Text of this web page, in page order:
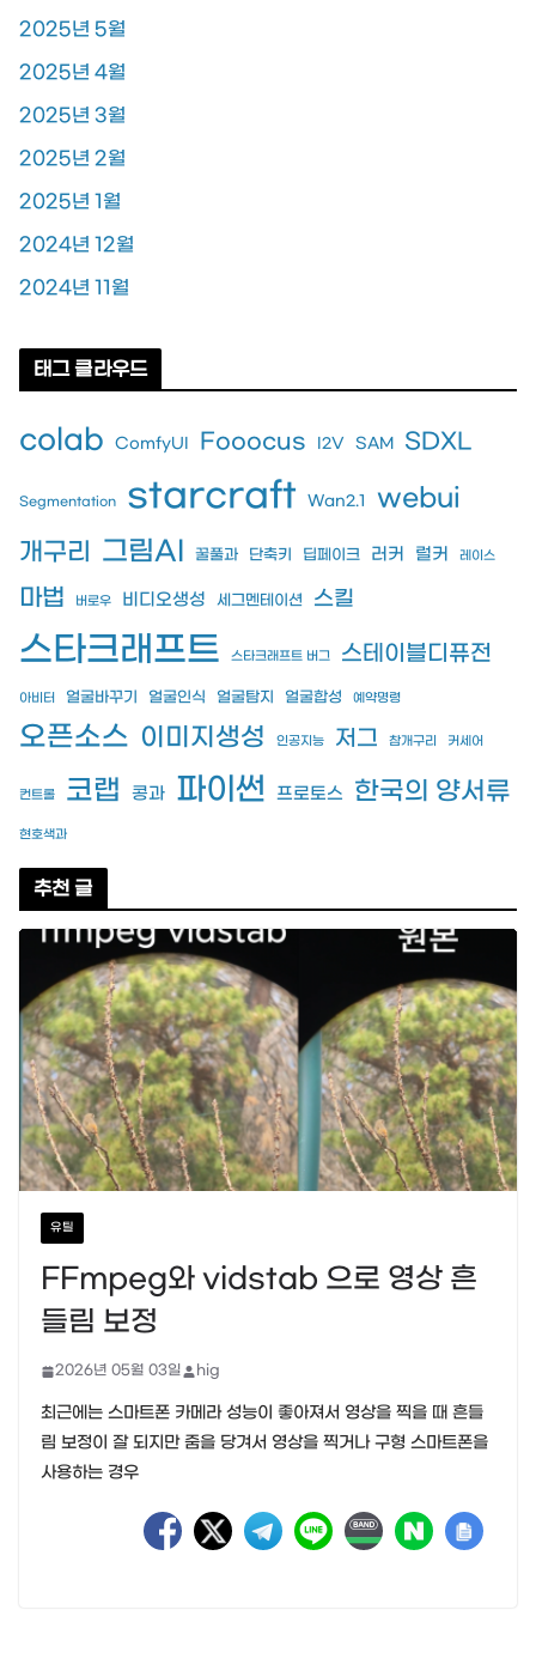
2025년 5월
2025년 4월
2025년 3월
2025년 2월
2025년 1월
2024년 12월
2024년 11월
태그 클라우드
colab ComfyUI Fooocus I2V SAM SDXL
Segmentation starcraft Wan2.1
webui
개구리 그림AI 꿀풀과 단축키 딥페이크 러커 럴커 레이스
마법 버로우 비디오생성 세그멘테이션 스킬
스타크래프트 스타크래프트 버그 스테이블디퓨전
아비터 얼굴바꾸기 얼굴인식 얼굴탐지 얼굴합성 예약명령
오픈소스 이미지생성 인공지능 저그 참개구리 커세어
컨트롤 코랩 콩과 파이썬 프로토스 한국의 양서류
현호색과
추천 글
유틸
FFmpeg와 vidstab 으로 영상 흔
들림 보정
2026년 05월 03일 hig
최근에는 스마트폰 카메라 성능이 좋아져서 영상을 찍을 때 흔들
림 보정이 잘 되지만 줌을 당겨서 영상을 찍거나 구형 스마트폰을
사용하는 경우